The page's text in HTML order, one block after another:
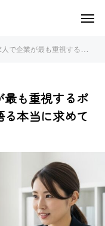
イントとは？採用担当者が語る本当に求めている人材像
最も重視するポ
本当に求めて